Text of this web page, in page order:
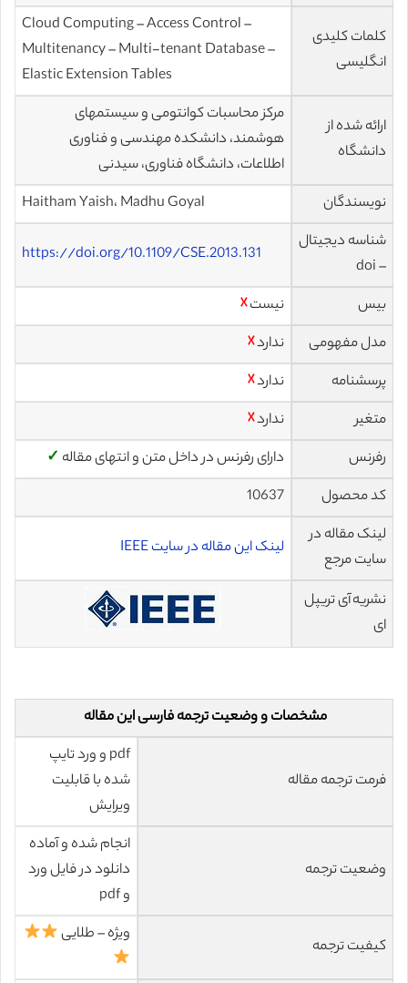
کلمات کلیدی
انگلیسی
Cloud Computing – Access Control –
Multitenancy – Multi-tenant Database –
Elastic Extension Tables
ارائه شده از
دانشگاه
مرکز محاسبات کوانتومی و سیستمهای
هوشمند، دانشکده مهندسی و فناوری
اطلاعات، دانشگاه فناوری، سیدنی
نویسندگان
Haitham Yaish، Madhu Goyal
شناسه دیجیتال
– doi
https://doi.org/10.1109/CSE.2013.131
بیس نیست☓
مدل مفهومی
ندارد☓
پرسشنامه
ندارد☓
متغیر
ندارد☓
رفرنس
دارای رفرنس در داخل متن و انتهای مقاله ✓
کد محصول
10637
لینک مقاله در
سایت مرجع
لینک این مقاله در سایت IEEE
نشریه آی تریپل
ای
مشخصات و وضعیت ترجمه فارسی این مقاله
فرمت ترجمه مقاله
pdf و ورد تایپ
شده با قابلیت
ویرایش
وضعیت ترجمه
انجام شده و آماده
دانلود در فایل ورد
و pdf
کیفیت ترجمه
ویژه – طلایی